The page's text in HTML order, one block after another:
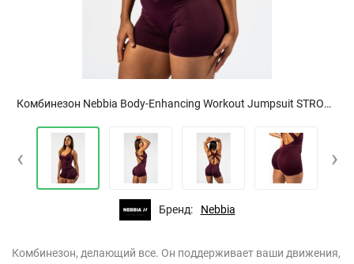
Комбинезон Nebbia Body-Enhancing Workout Jumpsuit STRONG BEAUTY Dark Red 427
‹ ›
Бренд: Nebbia
​Комбинезон, делающий все. Он поддерживает ваши движения,